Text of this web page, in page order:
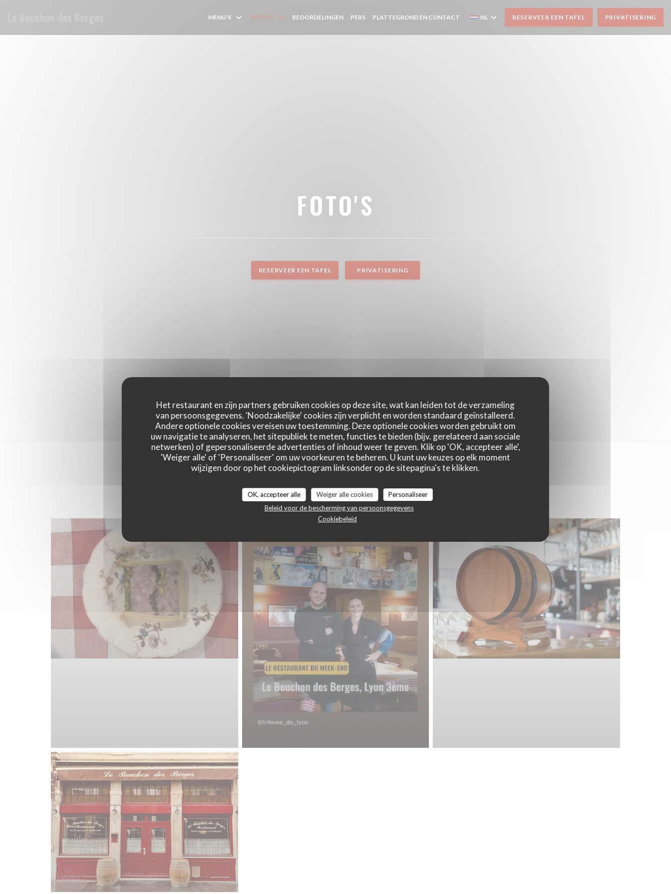
Het restaurant en zijn partners gebruiken cookies op deze site, wat kan leiden tot de verzameling
van persoonsgegevens. 'Noodzakelijke' cookies zijn verplicht en worden standaard geïnstalleerd.
Andere optionele cookies vereisen uw toestemming. Deze optionele cookies worden gebruikt om
uw navigatie te analyseren, het sitepubliek te meten, functies te bieden (bijv. gerelateerd aan sociale
netwerken) of gepersonaliseerde advertenties of inhoud weer te geven. Klik op 'OK, accepteer alle',
'Weiger alle' of 'Personaliseer' om uw voorkeuren te beheren. U kunt uw keuzes op elk moment
wijzigen door op het cookiepictogram linksonder op de sitepagina's te klikken.
OK, accepteer alle Weiger alle cookies
Personaliseer
Beleid voor de bescherming van persoonsgegevens
Cookiebeleid
MENU'S FOTO'S BEOORDELINGEN PERS PLATTEGROND EN CONTACT NL RESERVEER EEN TAFEL PRIVATISERING
FOTO'S
RESERVEER EEN TAFEL PRIVATISERING
Notre établissement